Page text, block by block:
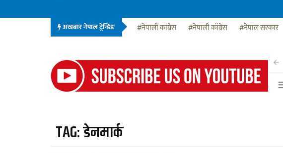
अखबार नेपाल ट्रेन्डिङ #नेपाली कांग्रेस #नेपाली काँग्रेस #नेपाल सरकार
TAG:डेनमार्क